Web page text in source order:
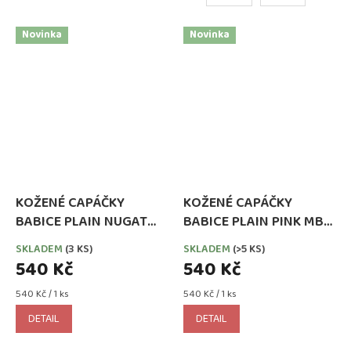
Novinka
KOŽENÉ CAPÁČKY
BABICE PLAIN NUGAT
MB 004
SKLADEM (3 KS)
540 Kč
Měrná
cena:
540 Kč / 1 ks
DETAIL
Novinka
KOŽENÉ CAPÁČKY
BABICE PLAIN PINK MB
057
SKLADEM (>5 KS)
540 Kč
Měrná
cena:
540 Kč / 1 ks
DETAIL